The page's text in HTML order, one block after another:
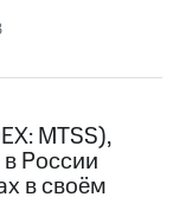
MTSS),
России
в своём